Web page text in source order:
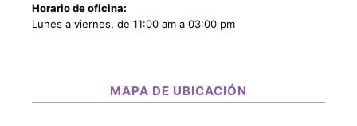
Horario de oficina:
Lunes a viernes, de 11:00 am a 03:00 pm
MAPA DE UBICACIÓN